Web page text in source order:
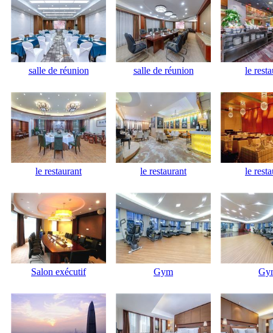
salle de réunion salle de réunion le
le restaurant le restaurant le
Salon exécutif Gym